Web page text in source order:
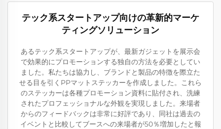
テック系スタートアップ向けの革新的マーケ
ティングソリューション
あるテック系スタートアップが、最新ガジェットを展示会
で効果的にプロモーションする独自の方法を必要としてい
ました。私たちは協力し、ブランドと製品の特徴を際立た
せる目を引くPPマットステッカーを作成しました。これら
のステッカーは各種プロモーション資料に貼付され、洗練
されたプロフェッショナルな外観を実現しました。来場者
からのフィードバックは非常に好評であり、同社は過去の
イベントと比較してブースへの来場者が50％増加したと報